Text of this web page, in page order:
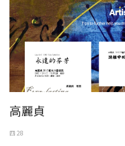
高麗貞
四 28